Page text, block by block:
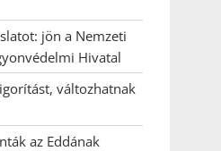
jön a Nemzeti
Hivatal
változhatnak
az Eddának